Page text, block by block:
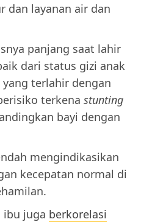
dan layanan air dan
panjang saat lahir
dari status gizi anak
yang terlahir dengan
terkena stunting
bayi dengan
mengindikasikan
kecepatan normal di
ibu juga berkorelasi